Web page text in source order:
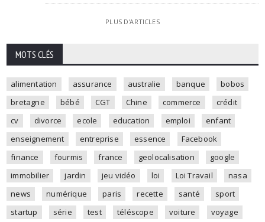
PLUS D'ARTICLES
MOTS CLÉS
alimentation assurance australie banque
bobos
bretagne
bébé CGT Chine commerce
crédit
cv
divorce ecole education emploi
enfant
enseignement
entreprise essence
Facebook
finance
fourmis france geolocalisation
google
immobilier
jardin jeu vidéo loi Loi Travail
nasa
news
numérique paris recette santé
sport
startup
série test téléscope voiture
voyage